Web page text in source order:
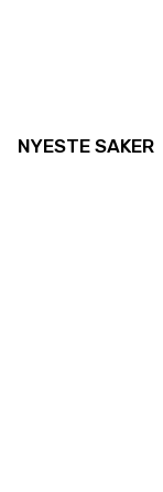
NYESTE SAKER